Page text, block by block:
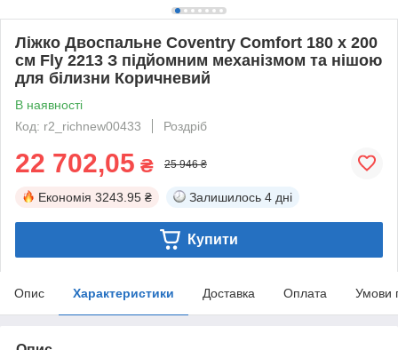
Ліжко Двоспальне Coventry Comfort 180 х 200
см Fly 2213 З підйомним механізмом та нішою
для білизни Коричневий
В наявності
Код: r2_richnew00433
Роздріб
22 702,05 ₴ 25 946 ₴
Економія 3243.95 ₴ Залишилось 4 дні
Купити
Опис Характеристики Доставка Оплата Умови